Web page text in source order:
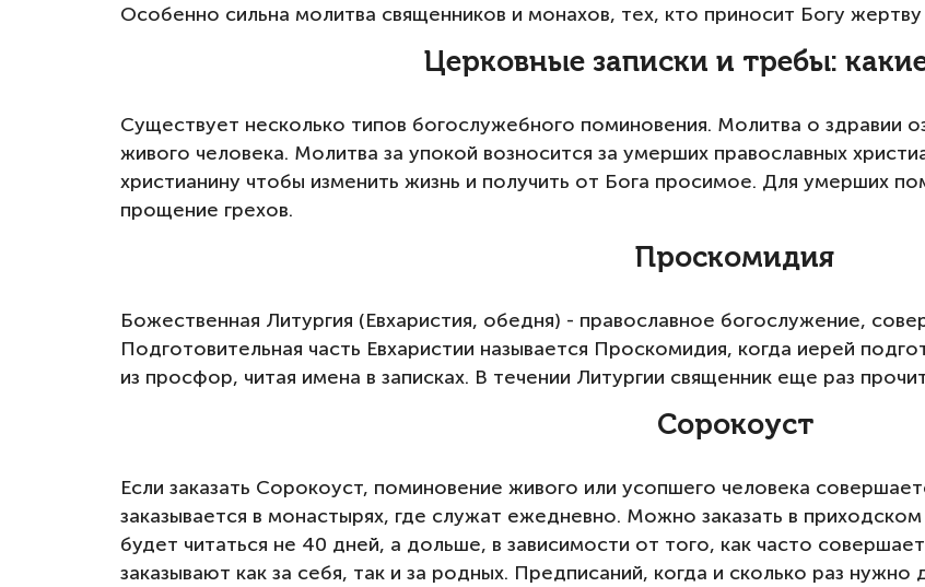
Особенно сильна молитва священников и монахов, тех, кто приносит Богу
Церковные записки и требы:
Существует несколько типов богослужебного поминовения. Молитва о здравии
живого человека. Молитва за упокой возносится за умерших православных
христианину чтобы изменить жизнь и получить от Бога просимое. Для умерших
прощение грехов.
Проскомидия
Божественная Литургия (Евхаристия, обедня) - православное богослужение,
Подготовительная часть Евхаристии называется Проскомидия, когда иерей
из просфор, читая имена в записках. В течении Литургии священник еще раз
Сорокоуст
Если заказать Сорокоуст, поминовение живого или усопшего человека
заказывается в монастырях, где служат ежедневно. Можно заказать в
будет читаться не 40 дней, а дольше, в зависимости от того, как часто
заказывают как за себя, так и за родных. Предписаний, когда и сколько раз